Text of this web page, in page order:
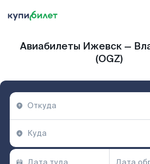
Авиабилеты Ижевск —
(OGZ)